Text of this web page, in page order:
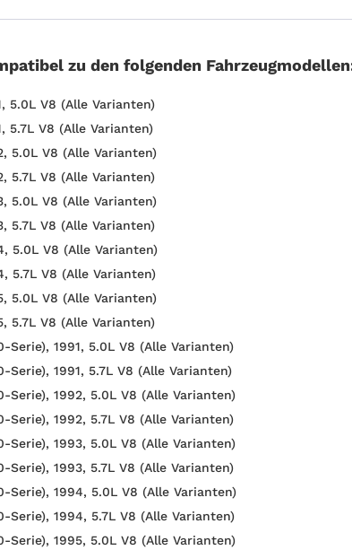
zu den folgenden
5.0L V8 (Alle Varianten)
5.7L V8 (Alle Varianten)
5.0L V8 (Alle Varianten)
5.7L V8 (Alle Varianten)
5.0L V8 (Alle Varianten)
5.7L V8 (Alle Varianten)
5.0L V8 (Alle Varianten)
5.7L V8 (Alle Varianten)
5.0L V8 (Alle Varianten)
5.7L V8 (Alle Varianten)
Serie), 1991, 5.0L V8 (Alle Varianten)
Serie), 1991, 5.7L V8 (Alle Varianten)
Serie), 1992, 5.0L V8 (Alle Varianten)
Serie), 1992, 5.7L V8 (Alle Varianten)
Serie), 1993, 5.0L V8 (Alle Varianten)
Serie), 1993, 5.7L V8 (Alle Varianten)
Serie), 1994, 5.0L V8 (Alle Varianten)
Serie), 1994, 5.7L V8 (Alle Varianten)
Serie), 1995, 5.0L V8 (Alle Varianten)